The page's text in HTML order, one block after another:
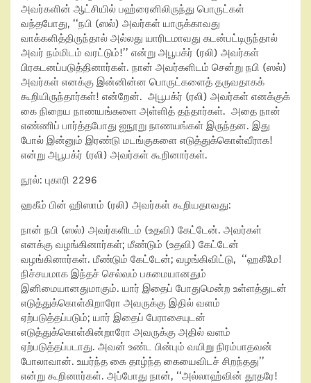
அவர்களின் ஆட்சியில் பஹ்ரைனிலிருந்து பொருட்கள்
வந்தபோது, ‘‘நபி (ஸல்) அவர்கள் யாருக்காவது
வாக்களித்திருந்தால் அல்லது யாரிடமாவது கடன்பட்டிருந்தால்
அவர் நம்மிடம் வரட்டும்!’’ என்று அபூபக்ர் (ரலி) அவர்கள்
பிரகடனப்படுத்தினார்கள். நான் அவர்களிடம் சென்று நபி (ஸல்)
அவர்கள் எனக்கு இன்னின்ன பொருட்களைத் தருவதாகக்
கூறியிருந்தார்கள்! என்றேன். அபூபக்ர் (ரலி) அவர்கள் எனக்குக்
கை நிறைய நாணயங்களை அள்ளித் தந்தார்கள். அதை நான்
எண்ணிப் பார்த்தபோது ஐநூறு நாணயங்கள் இருந்தன. இது
போல் இன்னும் இரண்டு மடங்குகளை எடுத்துக்கொள்வீராக!
என்று அபூபக்ர் (ரலி) அவர்கள் கூறினார்கள்.
நூல்: புகாரி 2296
ஹகீம் பின் ஹிஸாம் (ரலி) அவர்கள் கூறியதாவது:
நான் நபி (ஸல்) அவர்களிடம் (உதவி) கேட்டேன். அவர்கள்
எனக்கு வழங்கினார்கள்; மீண்டும் (உதவி) கேட்டேன்
வழங்கினார்கள். மீண்டும் கேட்டேன்; வழங்கிவிட்டு, ‘‘ஹகீமே!
நிச்சயமாக இந்தச் செல்வம் பசுமையானதும்
இனிமையானதுமாகும். யார் இதைப் போதுமென்ற உள்ளத்துடன்
எடுத்துக்கொள்கிறாரோ அவருக்கு இதில் வளம்
ஏற்படுத்தப்படும்; யார் இதைப் பேராசையுடன்
எடுத்துக்கொள்கின்றாரோ அவருக்கு அதில் வளம்
ஏற்படுத்தப்படாது. அவன் உண்ட பின்பும் வயிறு நிரம்பாதவன்
போலாவான். உயர்ந்த கை தாழ்ந்த கையைவிடச் சிறந்தது’’
என்று கூறினார்கள். அப்போது நான், ‘‘அல்லாஹ்வின் தூதரே!